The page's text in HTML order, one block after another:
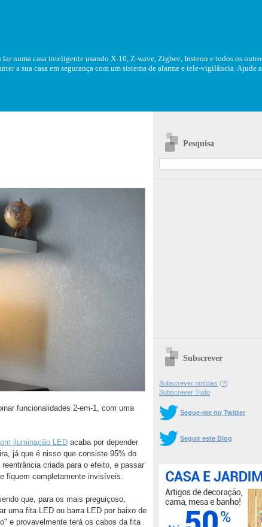
numa casa inteligente usando X-10, Z-wave, Zigbee, Insteon e todos os
a sua casa em segurança com um sistema de alarme e tele-vigilância. Ajude a
funcionalidades 2-em-1, com uma
iluminação LED acaba por depender
já que é nisso que consiste 95% do
criada para o efeito, e passar
fiquem completamente invisíveis.
que, para os mais preguiçoso,
uma fita LED ou barra LED por baixo de
e provavelmente terá os cabos da fita
Pesquisa
Subscrever
Subscrever notícias (?)
Subscrever Tudo
Segue-me no Twitter
Seguir este Blog